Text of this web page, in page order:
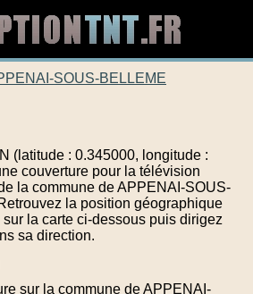
SOUS-BELLEME
(latitude : 0.345000, longitude :
couverture pour la télévision
la commune de APPENAI-SOUS-
la position géographique
la carte ci-dessous puis dirigez
sa direction.
sur la commune de APPENAI-